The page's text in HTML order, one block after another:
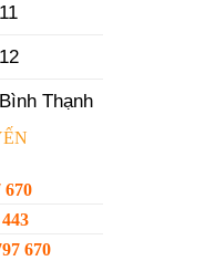
Thạnh
670
670